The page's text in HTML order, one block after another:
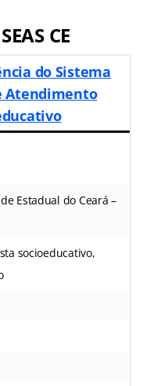
CE
do Sistema
Atendimento
Estadual do Ceará –
socioeducativo,